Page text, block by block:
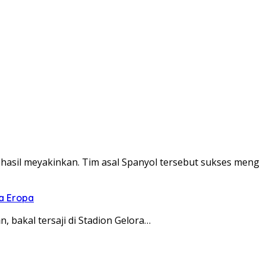
meyakinkan. Tim asal Spanyol tersebut sukses
Eropa
bakal tersaji di Stadion Gelora…